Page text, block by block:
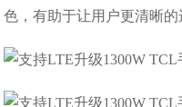
色，有助于让用户更清晰的